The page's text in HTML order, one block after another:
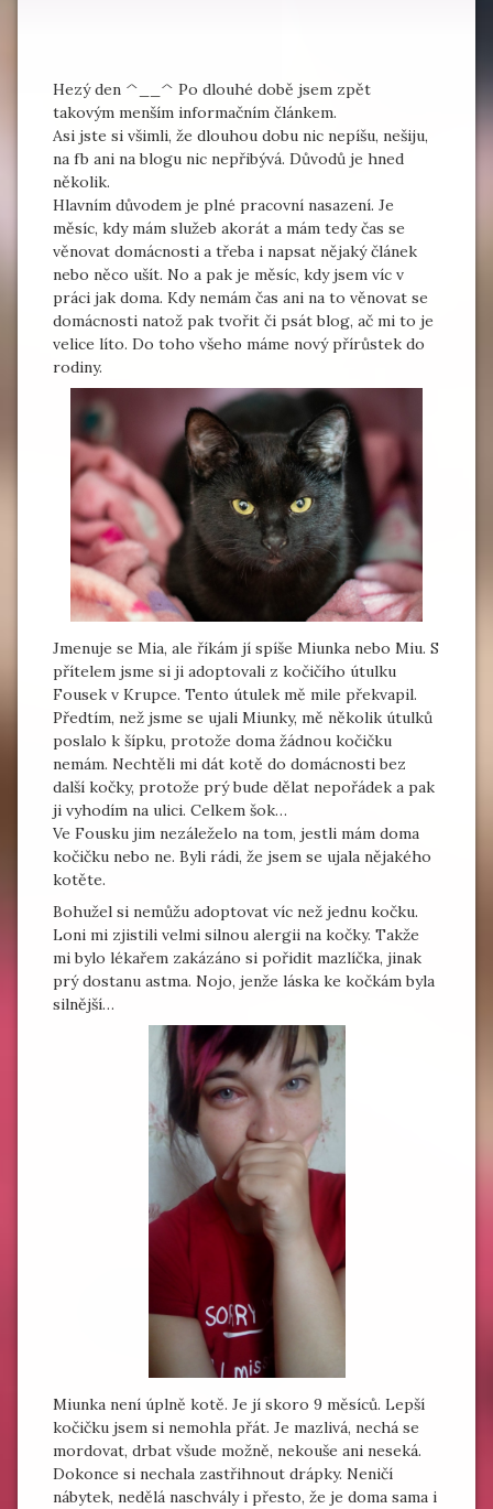
Hezý den ^__^ Po dlouhé době jsem zpět
takovým menším informačním článkem.
Asi jste si všimli, že dlouhou dobu nic nepíšu, nešiju,
na fb ani na blogu nic nepřibývá. Důvodů je hned
několik.
Hlavním důvodem je plné pracovní nasazení. Je
měsíc, kdy mám služeb akorát a mám tedy čas se
věnovat domácnosti a třeba i napsat nějaký článek
nebo něco ušít. No a pak je měsíc, kdy jsem víc v
práci jak doma. Kdy nemám čas ani na to věnovat se
domácnosti natož pak tvořit či psát blog, ač mi to je
velice líto. Do toho všeho máme nový přírůstek do
rodiny.
Jmenuje se Mia, ale říkám jí spíše Miunka nebo Miu. S
přítelem jsme si ji adoptovali z kočičího útulku
Fousek v Krupce. Tento útulek mě mile překvapil.
Předtím, než jsme se ujali Miunky, mě několik útulků
poslalo k šípku, protože doma žádnou kočičku
nemám. Nechtěli mi dát kotě do domácnosti bez
další kočky, protože prý bude dělat nepořádek a pak
ji vyhodím na ulici. Celkem šok…
Ve Fousku jim nezáleželo na tom, jestli mám doma
kočičku nebo ne. Byli rádi, že jsem se ujala nějakého
kotěte.
Bohužel si nemůžu adoptovat víc než jednu kočku.
Loni mi zjistili velmi silnou alergii na kočky. Takže
mi bylo lékařem zakázáno si pořidit mazlíčka, jinak
prý dostanu astma. Nojo, jenže láska ke kočkám byla
silnější…
Miunka není úplně kotě. Je jí skoro 9 měsíců. Lepší
kočičku jsem si nemohla přát. Je mazlivá, nechá se
mordovat, drbat všude možně, nekouše ani neseká.
Dokonce si nechala zastřihnout drápky. Neničí
nábytek, nedělá naschvály i přesto, že je doma sama i